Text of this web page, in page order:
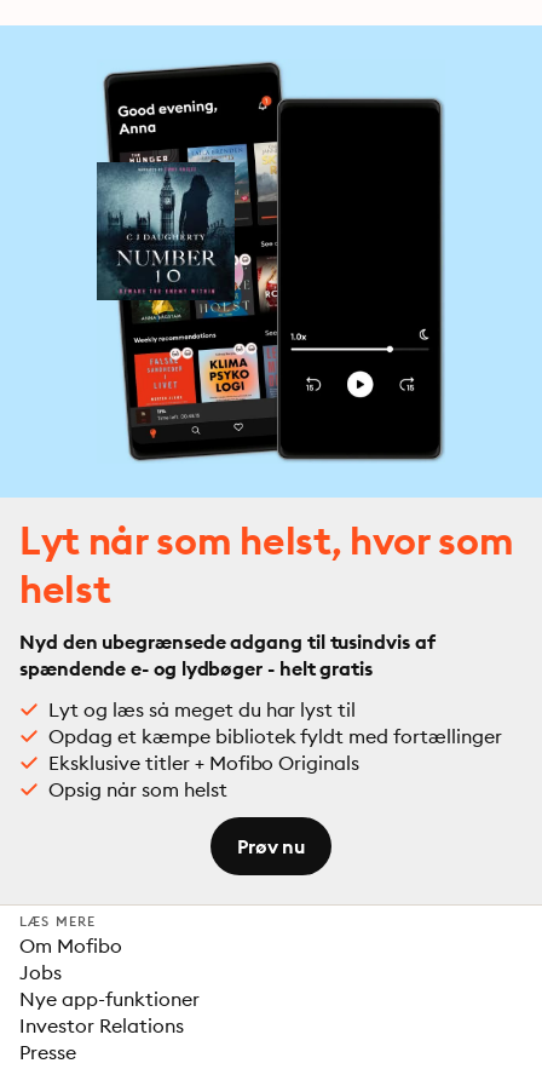
Lyt når som helst, hvor som
helst
Nyd den ubegrænsede adgang til tusindvis af
spændende e- og lydbøger - helt gratis
Lyt og læs så meget du har lyst til
Opdag et kæmpe bibliotek fyldt med fortællinger
Eksklusive titler + Mofibo Originals
Opsig når som helst
Prøv nu
LÆS MERE
Om Mofibo
Jobs
Nye app-funktioner
Investor Relations
Presse